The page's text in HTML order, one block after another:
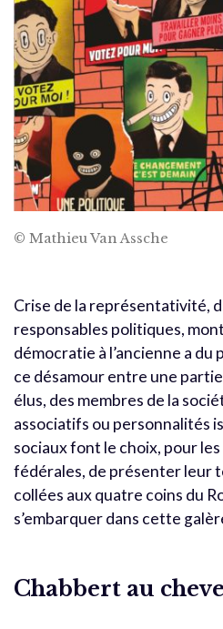
© Mathieu Van Assche
Crise de la représentativité,
responsables politiques,
démocratie à l’ancienne a du
ce désamour entre une
élus, des membres de la
associatifs ou personnalités
sociaux font le choix, pour
fédérales, de présenter leur
collées aux quatre coins du
s’embarquer dans cette
Chabbert au